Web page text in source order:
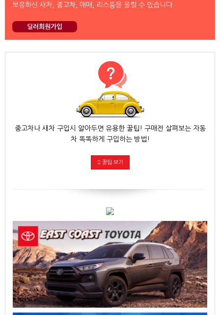
보유하신 새차, 중고차, 매매, 리스등을 올릴 수 있습니다.
딜러회원가입
중고차나 새차 구입시 알아두면 유용한 꿀팁! 구매전 살펴보는 자동
차 똑똑하게 구입하는 방법!
꿀팁 보기